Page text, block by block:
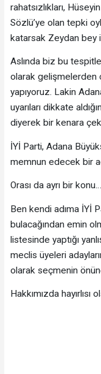
rahatsızlıkları,
Sözlü’ye olan tepki
katarsak Zeydan bey
Aslında biz bu
olarak gelişmelerden
yapıyoruz. Lakin
uyarıları dikkate
diyerek bir kenara
İYİ Parti, Adana
memnun edecek bir
Orası da ayrı bir konu…
Ben kendi adıma İYİ
bulacağından emin
listesinde yaptığı
meclis üyeleri
olarak seçmenin
Hakkımızda hayırlısı